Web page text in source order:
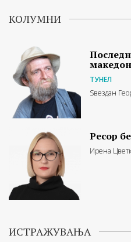
КОЛУМНИ
ТУНЕЛ
Ѕвездан
Ресор
Ирена
ИСТРАЖУВАЊА